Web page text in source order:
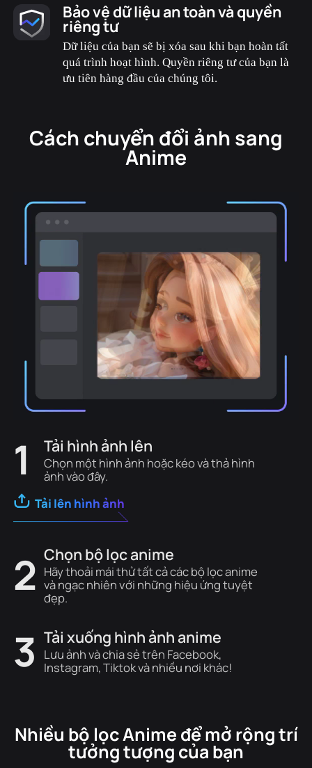
Bảo vệ dữ liệu an toàn và quyền
riêng tư
Dữ liệu của bạn sẽ bị xóa sau khi bạn hoàn tất
quá trình hoạt hình. Quyền riêng tư của bạn là
ưu tiên hàng đầu của chúng tôi.
Cách chuyển đổi ảnh sang
Anime
1 Tải hình ảnh lên
Chọn một hình ảnh hoặc kéo và thả hình
ảnh vào đây.
Tải lên hình ảnh
2 Chọn bộ lọc anime
Hãy thoải mái thử tất cả các bộ lọc anime
và ngạc nhiên với những hiệu ứng tuyệt
đẹp.
3 Tải xuống hình ảnh anime
Lưu ảnh và chia sẻ trên Facebook,
Instagram, Tiktok và nhiều nơi khác!
Nhiều bộ lọc Anime để mở rộng trí
tưởng tượng của bạn